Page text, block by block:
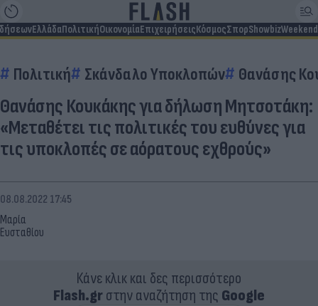
ΕλλάδαΠολιτικήΟικονομίαΕπιχειρήσειςΚόσμοςΣπορShowbizWeekend
Πολιτική Σκάνδαλο Υποκλοπών Θανάσης
Θανάσης Κουκάκης για δήλωση Μητσοτάκη:
«Μεταθέτει τις πολιτικές του ευθύνες για
τις υποκλοπές σε αόρατους εχθρούς»
Μαρία
Ευσταθίου
08.08.2022 17:45
Κάνε κλικ και δες περισσότερο
Flash.grστην αναζήτηση της Google